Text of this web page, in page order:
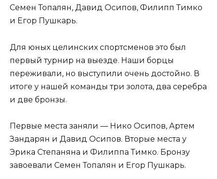
Семен Топалян, Давид Осипов, Филипп Тимко
и Егор Пушкарь.
Для юных целинских спортсменов это был
первый турнир на выезде. Наши борцы
переживали, но выступили очень достойно. В
итоге у нашей команды три золота, два серебра
и две бронзы.
Первые места заняли — Нико Осипов, Артем
Зандарян и Давид Осипов. Вторые места у
Эрика Степаняна и Филиппа Тимко. Бронзу
завоевали Семен Топалян и Егор Пушкарь.